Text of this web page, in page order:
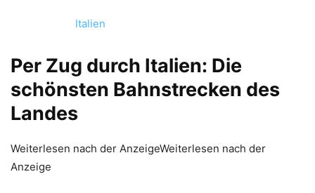
Italien
Per Zug durch Italien: Die
schönsten Bahnstrecken des
Landes
Weiterlesen nach der AnzeigeWeiterlesen nach der
Anzeige